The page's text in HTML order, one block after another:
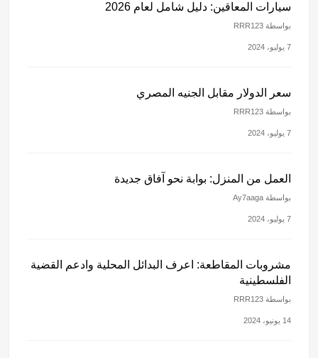
سيارات المعاقين: دليل شامل لعام 2026
بواسطة RRR123
7 يوليو، 2024
سعر الدولار مقابل الجنيه المصري
بواسطة RRR123
7 يوليو، 2024
العمل من المنزل: بوابة نحو آفاق جديدة
بواسطة Ay7aaga
7 يوليو، 2024
مشروبات المقاطعة: اعرف البدائل المحلية وادعم القضية
الفلسطينية
بواسطة RRR123
14 يونيو، 2024